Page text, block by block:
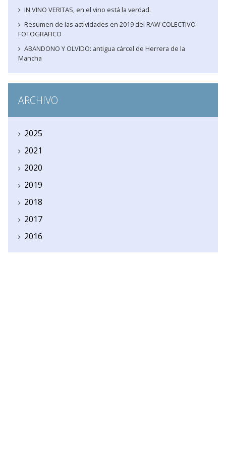
IN VINO VERITAS, en el vino está la verdad.
Resumen de las actividades en 2019 del RAW COLECTIVO
FOTOGRAFICO
ABANDONO Y OLVIDO: antigua cárcel de Herrera de la
Mancha
ARCHIVO
2025
2021
2020
2019
2018
2017
2016